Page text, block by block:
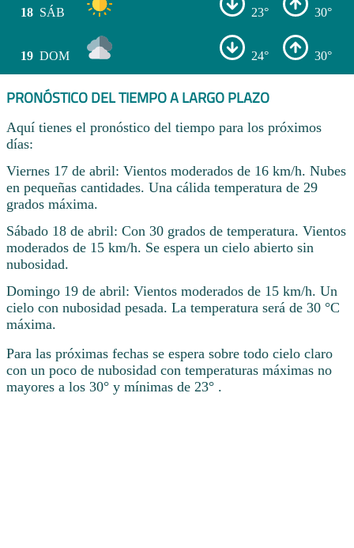
18 SÁB 23° 30°
19 DOM 24° 30°
PRONÓSTICO DEL TIEMPO A LARGO PLAZO
Aquí tienes el pronóstico del tiempo para los próximos
días:
Viernes 17 de abril: Vientos moderados de 16 km/h. Nubes
en pequeñas cantidades. Una cálida temperatura de 29
grados máxima.
Sábado 18 de abril: Con 30 grados de temperatura. Vientos
moderados de 15 km/h. Se espera un cielo abierto sin
nubosidad.
Domingo 19 de abril: Vientos moderados de 15 km/h. Un
cielo con nubosidad pesada. La temperatura será de 30 °C
máxima.
Para las próximas fechas se espera sobre todo cielo claro
con un poco de nubosidad con temperaturas máximas no
mayores a los 30° y mínimas de 23° .